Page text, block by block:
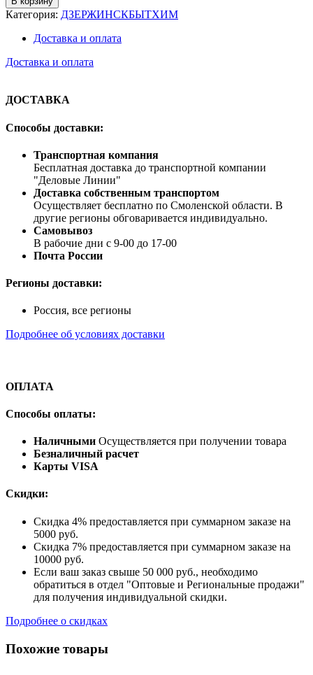
Категория: ДЗЕРЖИНСКБЫТХИМ
Доставка и оплата
Доставка и оплата
ДОСТАВКА
Способы доставки:
Транспортная компания
Бесплатная доставка до транспортной компании
"Деловые Линии"
Доставка собственным транспортом
Осуществляет бесплатно по Смоленской области. В
другие регионы обговаривается индивидуально.
Самовывоз
В рабочие дни с 9-00 до 17-00
Почта России
Регионы доставки:
Россия, все регионы
Подробнее об условиях доставки
ОПЛАТА
Способы оплаты:
Наличными Осуществляется при получении товара
Безналичный расчет
Карты VISA
Скидки:
Скидка 4% предоставляется при суммарном заказе на
5000 руб.
Скидка 7% предоставляется при суммарном заказе на
10000 руб.
Если ваш заказ свыше 50 000 руб., необходимо
обратиться в отдел "Оптовые и Региональные продажи"
для получения индивидуальной скидки.
Подробнее о скидках
Похожие товары